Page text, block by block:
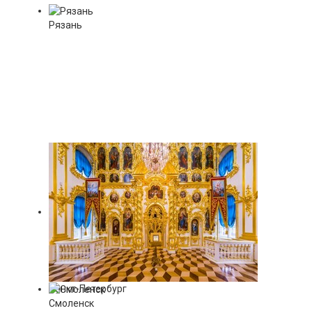
Рязань
Санкт-Петербург
Смоленск